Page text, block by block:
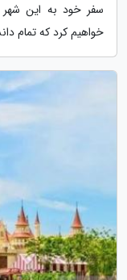
سفر خود به این شهر
خواهیم کرد که تمام